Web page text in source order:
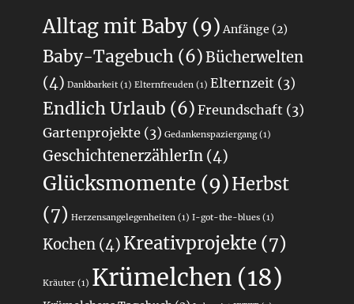
Alltag mit Baby (9) Anfänge (2)
Baby-Tagebuch (6)Bücherwelten
(4) Dankbarkeit (1) Elternfreuden (1) Elternzeit (3)
Endlich Urlaub (6) Freundschaft (3)
Gartenprojekte (3) Gedankenspaziergang(1)
GeschichtenerzählerIn (4)
Glücksmomente (9)Herbst
(7) Herzensangelegenheiten (1) I-got-the-blues (1)
Kochen (4) Kreativprojekte (7)
Kräuter (1) Krümelchen (18)